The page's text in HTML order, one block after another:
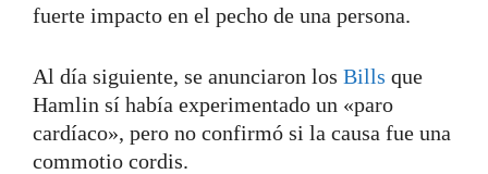
fuerte impacto en el pecho de una persona.
Al día siguiente, se anunciaron los Bills que
Hamlin sí había experimentado un «paro
cardíaco», pero no confirmó si la causa fue una
commotio cordis.